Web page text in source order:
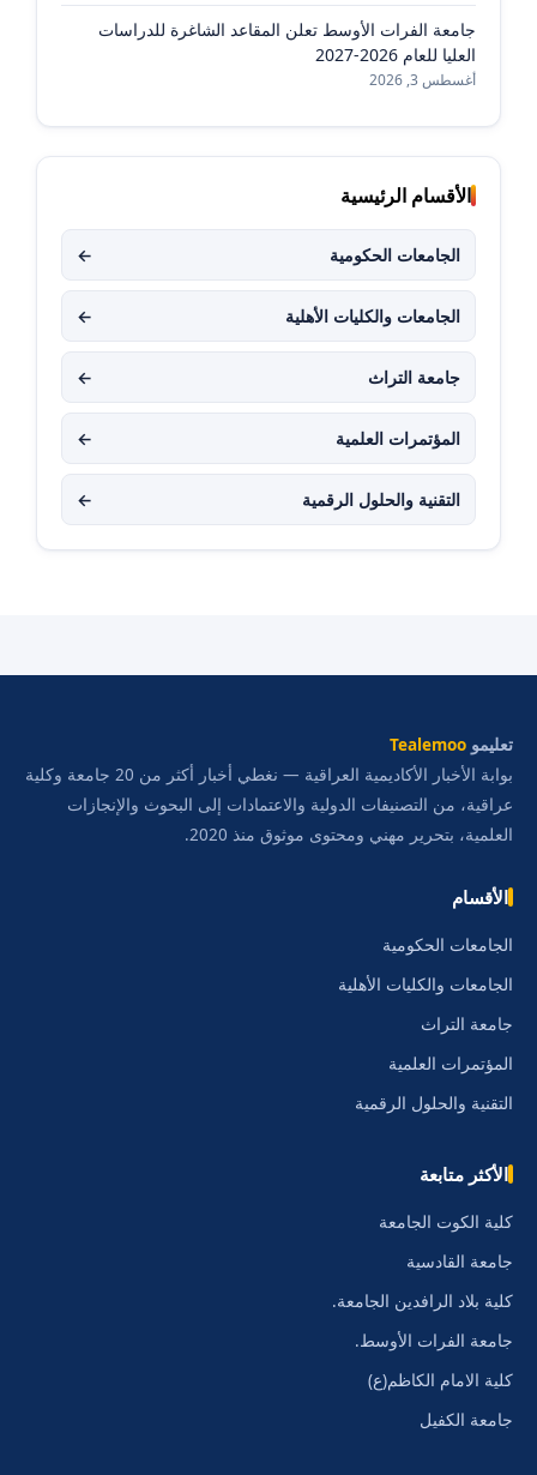
جامعة الفرات الأوسط تعلن المقاعد الشاغرة للدراسات
العليا للعام 2026-2027
أغسطس 3, 2026
الأقسام الرئيسية
الجامعات الحكومية ←
الجامعات والكليات الأهلية ←
جامعة التراث ←
المؤتمرات العلمية ←
التقنية والحلول الرقمية ←
تعليمو Tealemoo
بوابة الأخبار الأكاديمية العراقية — نغطي أخبار أكثر من 20 جامعة وكلية
عراقية، من التصنيفات الدولية والاعتمادات إلى البحوث والإنجازات
العلمية، بتحرير مهني ومحتوى موثوق منذ 2020.
الأقسام
الجامعات الحكومية
الجامعات والكليات الأهلية
جامعة التراث
المؤتمرات العلمية
التقنية والحلول الرقمية
الأكثر متابعة
كلية الكوت الجامعة
جامعة القادسية
كلية بلاد الرافدين الجامعة.
جامعة الفرات الأوسط.
كلية الامام الكاظم(ع)
جامعة الكفيل